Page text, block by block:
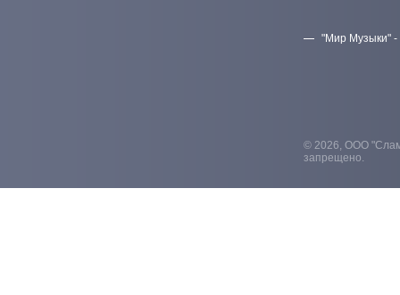
"Мир Музыки" -
© 2026, ООО
запрещено.